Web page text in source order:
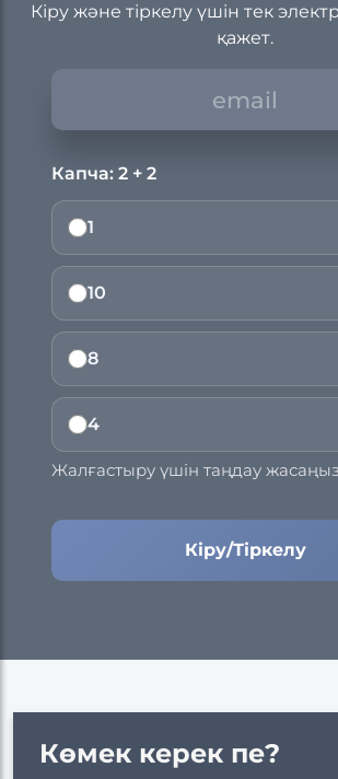
Кіру және тіркелу үшін тек
қажет.
Капча: 2 + 2
1
10
8
4
Жалғастыру үшін таңдау
Кіру/Тіркелу
Көмек керек пе?